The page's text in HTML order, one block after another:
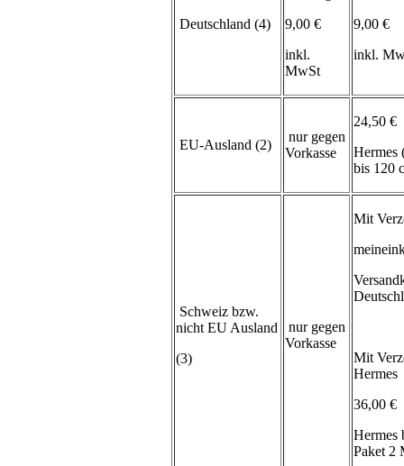
Deutschland (4)
9,00 €
inkl.
MwSt
9,00 €
inkl.
EU-Ausland (2)
nur gegen
Vorkasse
24,50 €
Hermes
bis 120
Schweiz bzw.
nicht EU Ausland
(3)
nur gegen
Vorkasse
Mit
Mit
Hermes
36,00 €
Hermes
Paket 2